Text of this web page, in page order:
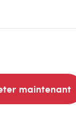
maintenant